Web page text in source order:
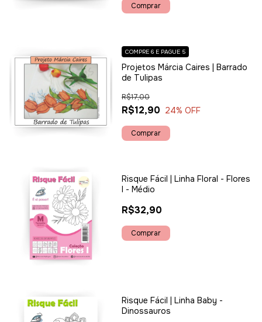
Projetos Márcia Caires | Barrado
de Tulipas
R$12,90
R$17,00
24% OFF
COMPRE 6 E PAGUE 5
Risque Fácil | Linha Floral - Flores
I - Médio
R$32,90
Risque Fácil | Linha Baby -
Dinossauros